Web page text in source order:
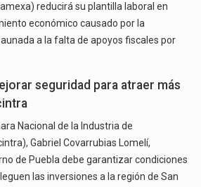
reducirá su plantilla laboral en
económico causado por la
a la falta de apoyos fiscales por
seguridad para atraer más
Nacional de la Industria de
Gabriel Covarrubias Lomelí,
de Puebla debe garantizar condiciones
las inversiones a la región de San